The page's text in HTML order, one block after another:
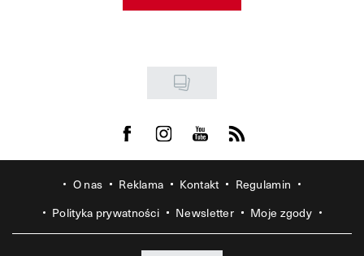
Visit us on Facebook
Visit us on Instagram
Visit us on Youtube
Visit us on Rss
O nas Reklama Kontakt
Regulamin
Polityka prywatności
Newsletter Moje zgody